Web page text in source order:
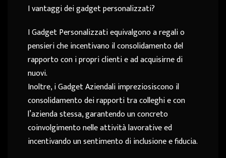
I vantaggi dei gadget personalizzati?
I Gadget Personalizzati equivalgono a regali o
pensieri che incentivano il consolidamento del
rapporto con i propri clienti e ad acquisirne di
nuovi.
Inoltre, i Gadget Aziendali impreziosiscono il
consolidamento dei rapporti tra colleghi e con
l’azienda stessa, garantendo un concreto
coinvolgimento nelle attività lavorative ed
incentivando un sentimento di inclusione e fiducia.